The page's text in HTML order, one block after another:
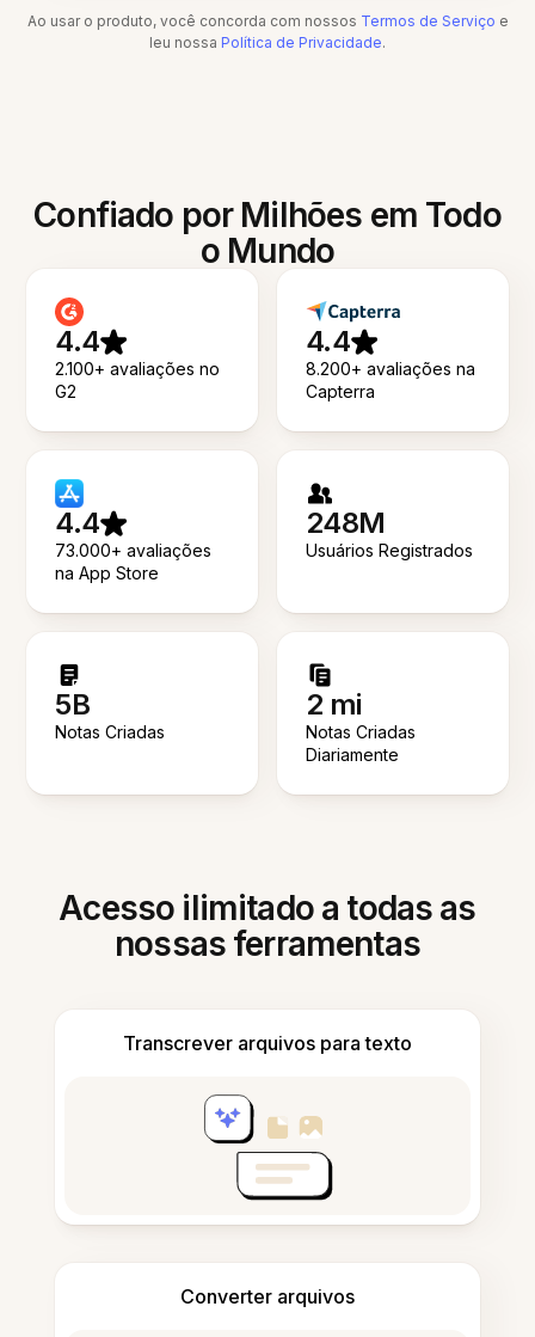
Ao usar o produto, você concorda com nossos Termos de Serviço e
leu nossa Política de Privacidade.
Confiado por Milhões em Todo
o Mundo
4.4
2.100+ avaliações no
G2
4.4
8.200+ avaliações na
Capterra
4.4
73.000+ avaliações
na App Store
248M
Usuários Registrados
5B
Notas Criadas
2 mi
Notas Criadas
Diariamente
Acesso ilimitado a todas as
nossas ferramentas
Transcrever arquivos para texto
Converter arquivos